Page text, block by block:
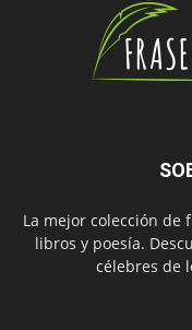
La mejor colección de
libros y poesía.
célebres de